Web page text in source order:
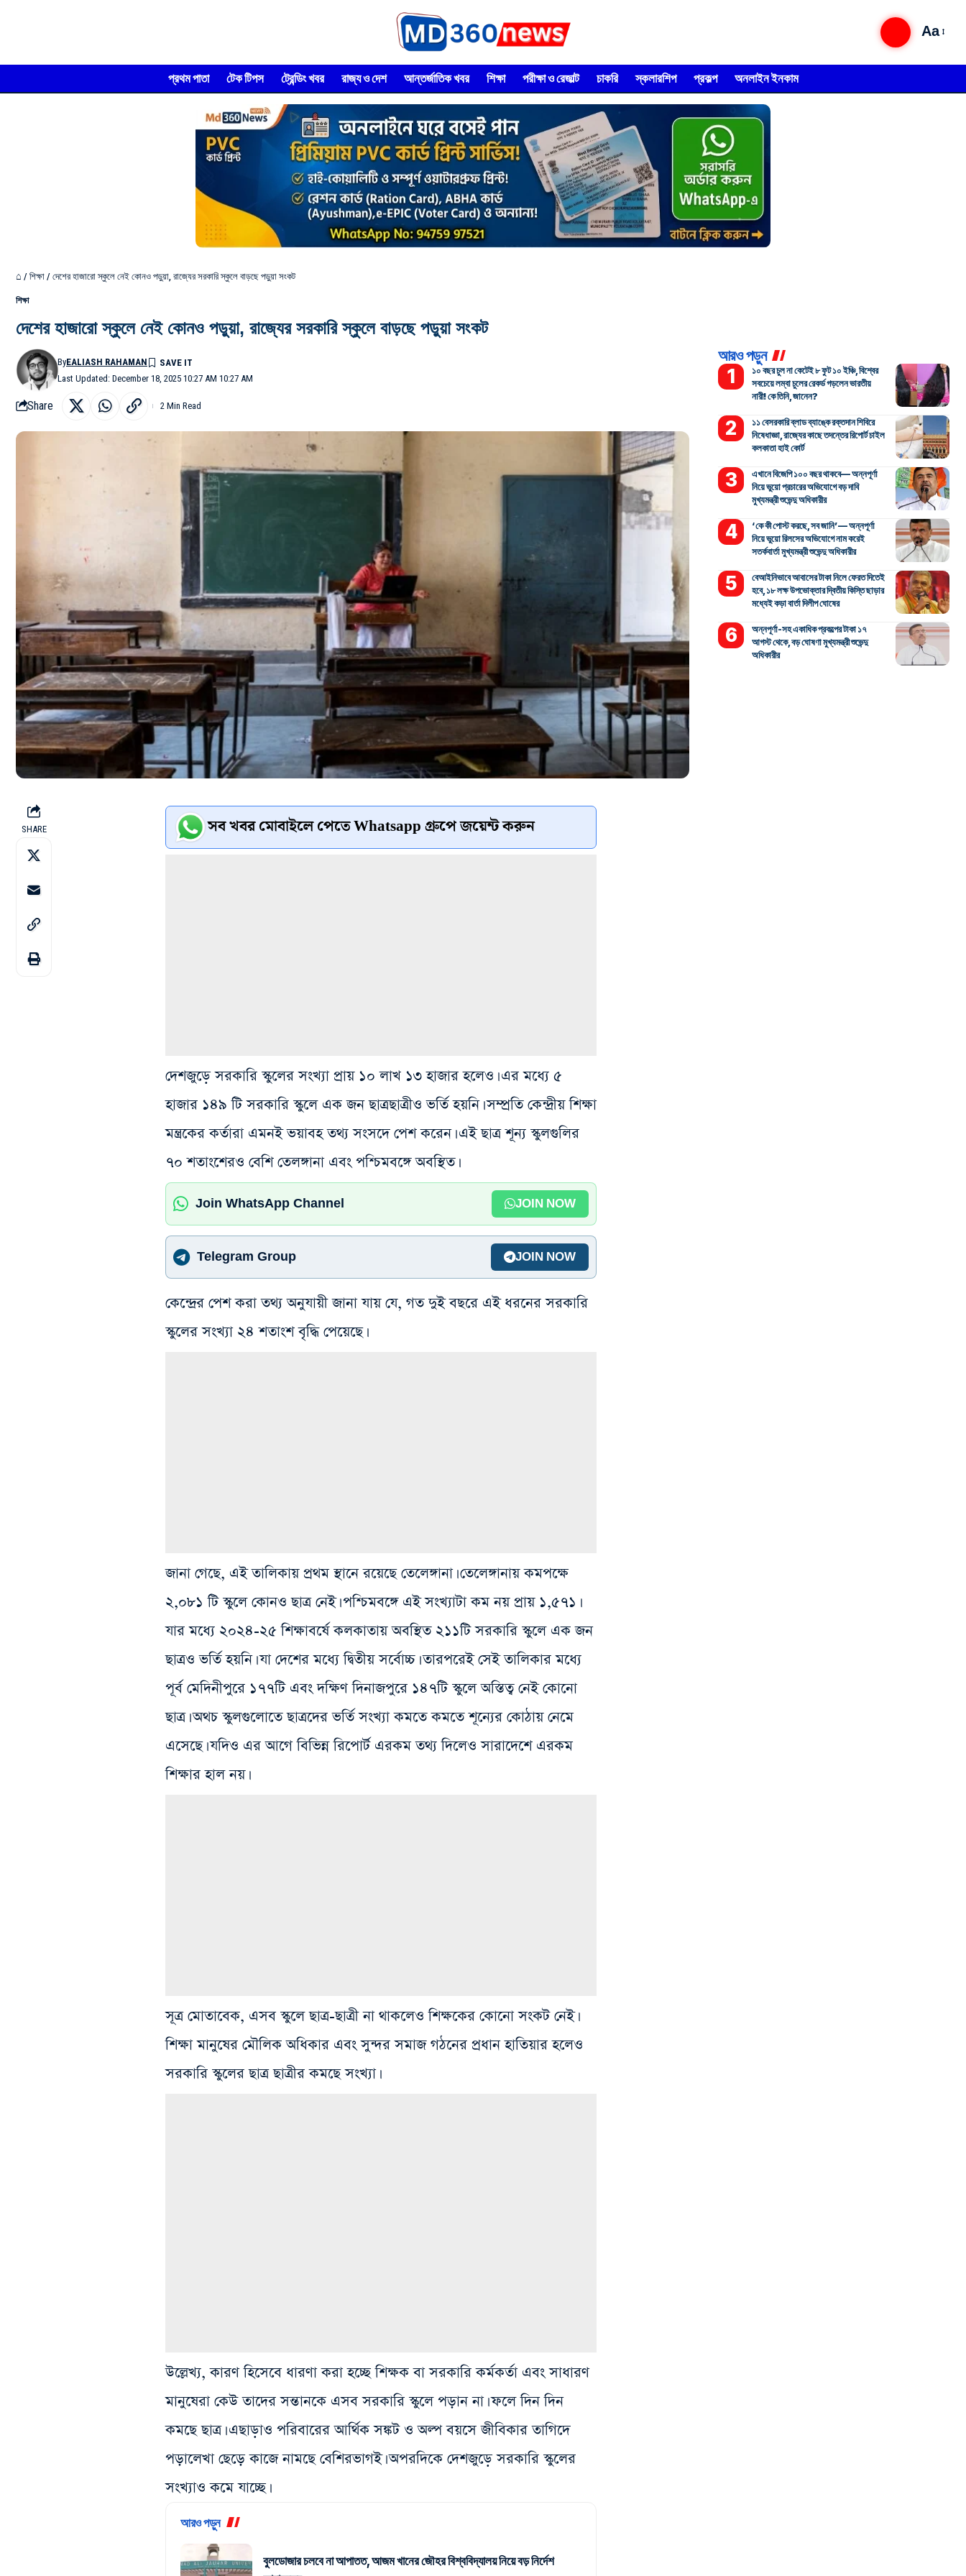
Aa
প্রথম পাতা টেক টিপস ট্রেন্ডিং খবর রাজ্য ও দেশ আন্তর্জাতিক খবর শিক্ষা পরীক্ষা ও রেজাল্ট চাকরি স্কলারশিপ প্রকল্প অনলাইন ইনকাম
⌂ / শিক্ষা / দেশের হাজারো স্কুলে নেই কোনও পড়ুয়া, রাজ্যের সরকারি স্কুলে বাড়ছে পড়ুয়া সংকট
শিক্ষা
দেশের হাজারো স্কুলে নেই কোনও পড়ুয়া, রাজ্যের সরকারি স্কুলে বাড়ছে পড়ুয়া সংকট
Last Updated: December 18, 2025 10:27 AM 10:27 AM
ByEALIASH RAHAMAN
Share 2 Min Read
SHARE সব খবর মোবাইলে পেতে Whatsapp গ্রুপে জয়েন্ট করুন
দেশজুড়ে সরকারি স্কুলের সংখ্যা প্রায় ১০ লাখ ১৩ হাজার হলেও। এর মধ্যে ৫
হাজার ১৪৯ টি সরকারি স্কুলে এক জন ছাত্রছাত্রীও ভর্তি হয়নি। সম্প্রতি কেন্দ্রীয় শিক্ষা
মন্ত্রকের কর্তারা এমন‌ই ভয়াবহ তথ্য সংসদে পেশ করেন। এই ছাত্র শূন্য স্কুলগুলির
৭০ শতাংশেরও বেশি তেলঙ্গানা এবং পশ্চিমবঙ্গে অবস্থিত।
Join WhatsApp Channel JOIN NOW
Telegram Group JOIN NOW
কেন্দ্রের পেশ করা তথ্য অনুযায়ী জানা যায় যে, গত দুই বছরে এই ধরনের সরকারি
স্কুলের সংখ্যা ২৪ শতাংশ বৃদ্ধি পেয়েছে।
জানা গেছে, এই তালিকায় প্রথম স্থানে রয়েছে তেলেঙ্গানা। তেলেঙ্গানায় কমপক্ষে
২,০৮১ টি স্কুলে কোনও ছাত্র নেই। পশ্চিমবঙ্গে এই সংখ্যাটা কম নয় প্রায় ১,৫৭১।
যার‌ মধ্যে ২০২৪-২৫ শিক্ষাবর্ষে কলকাতায় অবস্থিত ২১১টি সরকারি স্কুলে এক জন
ছাত্রও ভর্তি হয়নি। যা দেশের মধ্যে দ্বিতীয় সর্বোচ্চ। তারপরেই সেই তালিকার মধ্যে
পূর্ব মেদিনীপুরে ১৭৭টি এবং দক্ষিণ দিনাজপুরে ১৪৭টি স্কুলে অস্তিত্ব নেই কোনো
ছাত্র‌। অথচ স্কুলগুলোতে ছাত্রদের ভর্তি সংখ্যা কমতে কমতে শূন্যের কোঠায় নেমে
এসেছে। যদিও এর আগে বিভিন্ন রিপোর্ট এরকম তথ্য দিলেও সারাদেশে এরকম
শিক্ষার হাল‌ নয়।
সূত্র মোতাবেক, এসব স্কুলে ছাত্র-ছাত্রী না থাকলেও শিক্ষকের কোনো সংকট নেই‌।
শিক্ষা মানুষের মৌলিক অধিকার এবং সুন্দর সমাজ গঠনের প্রধান হাতিয়ার হলেও
সরকারি স্কুলের ছাত্র ছাত্রীর কমছে সংখ্যা।
উল্লেখ্য, কারণ হিসেবে ধারণা করা হচ্ছে শিক্ষক বা সরকারি কর্মকর্তা এবং সাধারণ
মানুষেরা কেউ তাদের সন্তানকে এসব সরকারি স্কুলে পড়ান না। ফলে দিন দিন
কমছে ছাত্র। এছাড়াও পরিবারের আর্থিক সঙ্কট ও অল্প বয়সে জীবিকার তাগিদে
পড়ালেখা ছেড়ে কাজে নামছে বেশিরভাগই। অপরদিকে দেশজুড়ে সরকারি স্কুলের
সংখ্যাও কমে যাচ্ছে।
আরও পড়ুন
বুলডোজার চলবে না আপাতত, আজম খানের জৌহর বিশ্ববিদ্যালয় নিয়ে বড় নির্দেশ
আরও পড়ুন
১০ বছর চুল না কেটেই ৮ ফুট ১০ ইঞ্চি, বিশ্বের
সবচেয়ে লম্বা চুলের রেকর্ড গড়লেন ভারতীয়
নারী! কে তিনি, জানেন?
১১ বেসরকারি ব্লাড ব্যাঙ্কে রক্তদান শিবিরে
নিষেধাজ্ঞা, রাজ্যের কাছে তদন্তের রিপোর্ট চাইল
কলকাতা হাই কোর্ট
এখানে বিজেপি ১০০ বছর থাকবে— অন্নপূর্ণা
নিয়ে ভুয়ো প্রচারের অভিযোগে বড় দাবি
মুখ্যমন্ত্রী শুভেন্দু অধিকারীর
‘কে কী পোস্ট করছে, সব জানি’— অন্নপূর্ণা
নিয়ে ভুয়ো রিলসের অভিযোগে নাম করেই
সতর্কবার্তা মুখ্যমন্ত্রী শুভেন্দু অধিকারীর
বেআইনিভাবে আবাসের টাকা নিলে ফেরত দিতেই
হবে, ১৮ লক্ষ উপভোক্তার দ্বিতীয় কিস্তি ছাড়ার
মধ্যেই কড়া বার্তা দিলীপ ঘোষের
অন্নপূর্ণা-সহ একাধিক প্রকল্পের টাকা ১৭
আগস্ট থেকে, বড় ঘোষণা মুখ্যমন্ত্রী শুভেন্দু
অধিকারীর